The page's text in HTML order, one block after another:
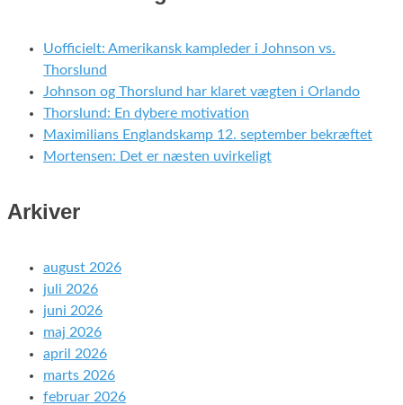
Uofficielt: Amerikansk kampleder i Johnson vs.
Thorslund
Johnson og Thorslund har klaret vægten i Orlando
Thorslund: En dybere motivation
Maximilians Englandskamp 12. september bekræftet
Mortensen: Det er næsten uvirkeligt
Arkiver
august 2026
juli 2026
juni 2026
maj 2026
april 2026
marts 2026
februar 2026